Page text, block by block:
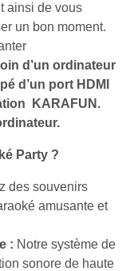
ainsi de vous
un bon moment.
d’un ordinateur
d’un port HDMI
KARAFUN.
Party ?
des souvenirs
amusante et
: Notre système de
sonore de haute